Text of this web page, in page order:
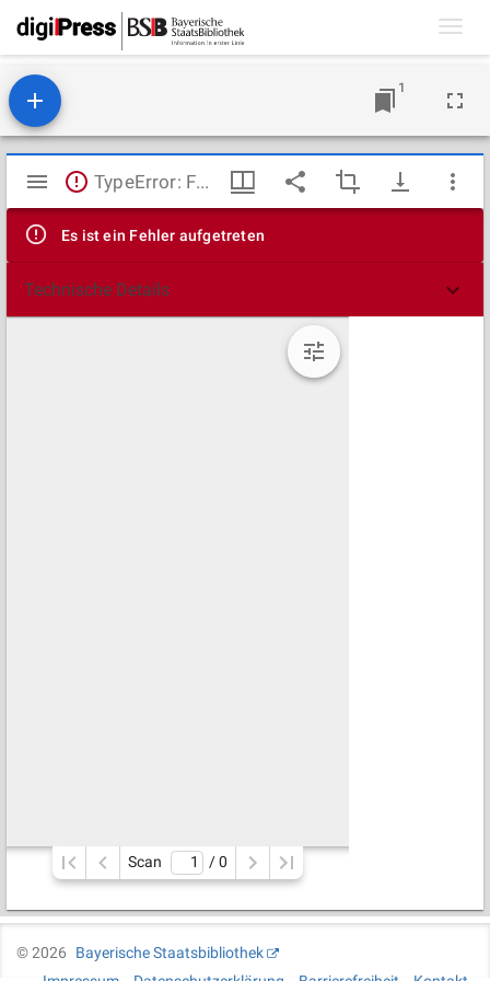
1
Mirador
Viewer
TypeError: Failed to fetch
Es ist ein Fehler aufgetreten
Technische Details
Scan / 0
©2026
Bayerische Staatsbibliothek